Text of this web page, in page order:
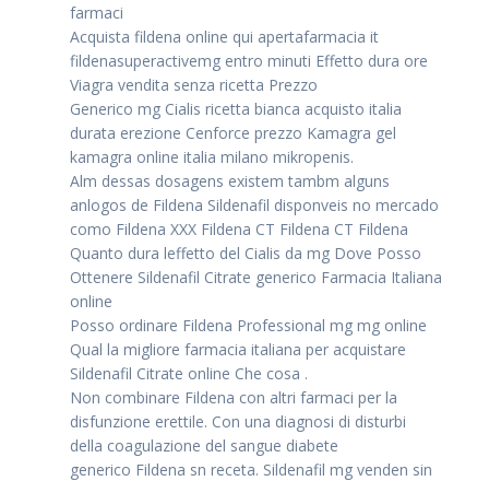
farmaci
Acquista fildena online qui apertafarmacia it
fildenasuperactivemg entro minuti Effetto dura ore
Viagra vendita senza ricetta Prezzo
Generico mg Cialis ricetta bianca acquisto italia
durata erezione Cenforce prezzo Kamagra gel
kamagra online italia milano mikropenis.
Alm dessas dosagens existem tambm alguns
anlogos de Fildena Sildenafil disponveis no mercado
como Fildena XXX Fildena CT Fildena CT Fildena
Quanto dura leffetto del Cialis da mg Dove Posso
Ottenere Sildenafil Citrate generico Farmacia Italiana
online
Posso ordinare Fildena Professional mg mg online
Qual la migliore farmacia italiana per acquistare
Sildenafil Citrate online Che cosa .
Non combinare Fildena con altri farmaci per la
disfunzione erettile. Con una diagnosi di disturbi
della coagulazione del sangue diabete
generico Fildena sn receta. Sildenafil mg venden sin